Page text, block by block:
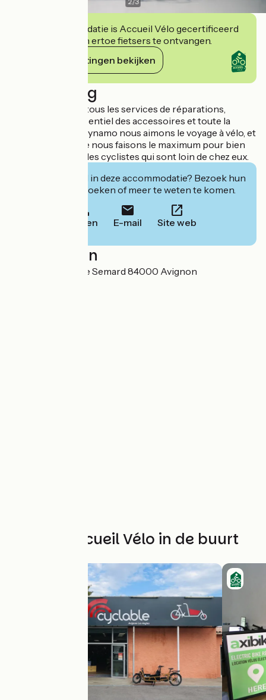
Deze accommodatie is Accueil Vélo gecertificeerd
en verbindt zich ertoe fietsers te ontvangen.
Haar verplichtingen bekijken
Beschrijving
Nous proposons tous les services de réparations,
maintenance, l’essentiel des accessoires et toute la
bagagerie. Chez Dynamo nous aimons le voyage à vélo, et
c’est pour cela que nous faisons le maximum pour bien
recevoir et servir les cyclistes qui sont loin de chez eux.
Geïnteresseerd in deze accommodatie? Bezoek hun
website om te boeken of meer te weten te komen.
Bellen E-mail Site web
Localisation
109 Avenue Pierre Semard 84000 Avignon
Andere Accueil Vélo in de buurt